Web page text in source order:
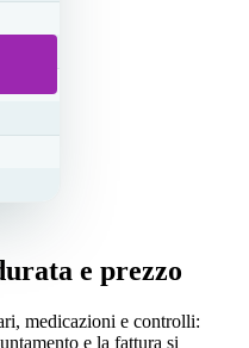
e prezzo
medicazioni e controlli:
e la fattura si